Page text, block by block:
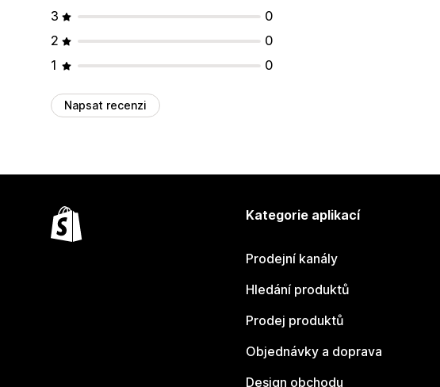
3
0
2
0
1
0
Napsat recenzi
Kategorie aplikací
Prodejní kanály
Hledání produktů
Prodej produktů
Objednávky a doprava
Design obchodu